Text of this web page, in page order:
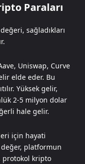
Paraları
sağladıkları
Uniswap, Curve
elde eder. Bu
Yüksek gelir,
2-5 milyon dolar
hale gelir.
için hayati
platformun
protokol kripto